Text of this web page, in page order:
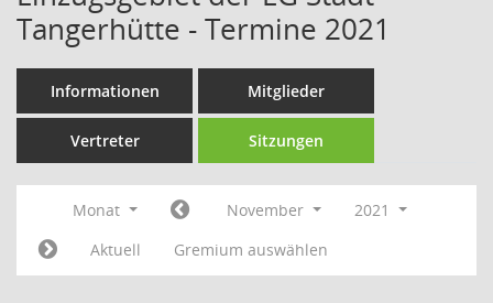
Tangerhütte - Termine 2021
Informationen Mitglieder
Vertreter Sitzungen
Monat November
2021
Aktuell
Gremium auswählen